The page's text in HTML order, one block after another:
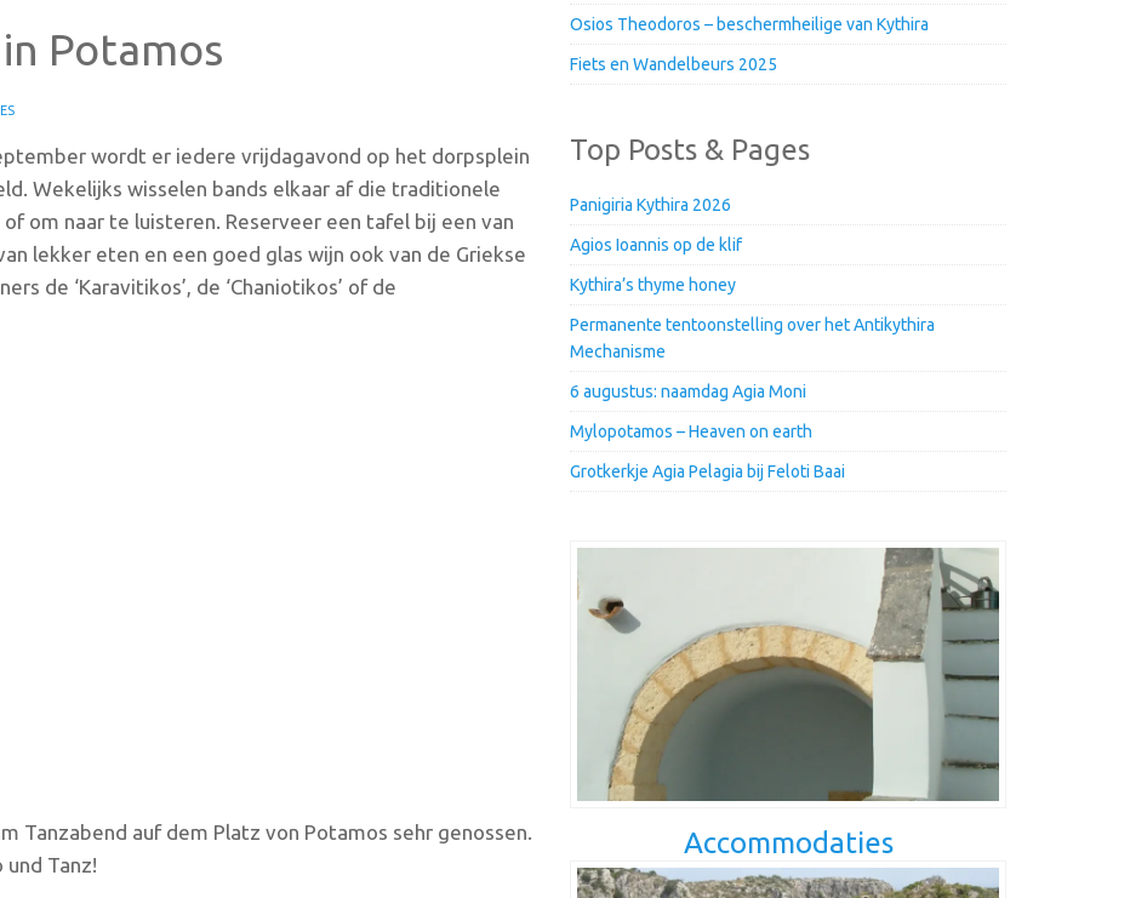
Potamos
wordt er iedere vrijdagavond op het dorpsplein
Wekelijks wisselen bands elkaar af die traditionele
om naar te luisteren. Reserveer een tafel bij een van
lekker eten en een goed glas wijn ook van de Griekse
de ‘Karavitikos’, de ‘Chaniotikos’ of de
Tanzabend auf dem Platz von Potamos sehr genossen.
Tanz!
Osios Theodoros – beschermheilige van Kythira
Fiets en Wandelbeurs 2025
Top Posts & Pages
Panigiria Kythira 2026
Agios Ioannis op de klif
Kythira’s thyme honey
Permanente tentoonstelling over het Antikythira
Mechanisme
6 augustus: naamdag Agia Moni
Mylopotamos – Heaven on earth
Grotkerkje Agia Pelagia bij Feloti Baai
Accommodaties